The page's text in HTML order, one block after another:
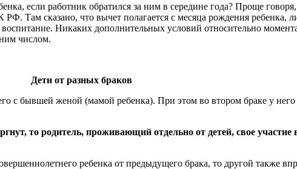
если работник обратился за ним в середине года? Проще
Там сказано, что вычет полагается с месяца рождения ребенка,
Никаких дополнительных условий относительно
числом.
Дети от разных браков
с бывшей женой (мамой ребенка). При этом во втором браке у
то родитель, проживающий отдельно от детей, свое
ребенка от предыдущего брака, то другой также